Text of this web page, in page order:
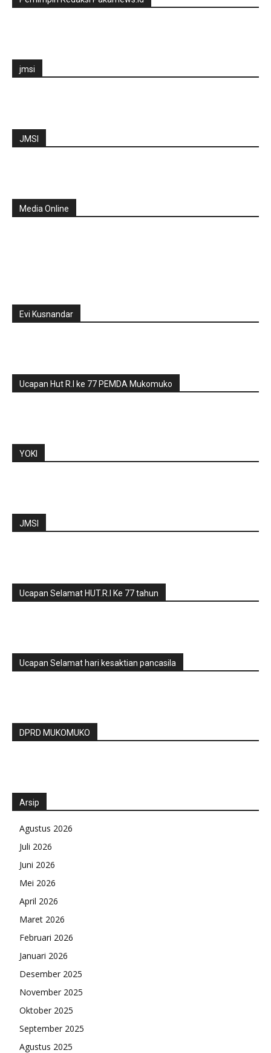
jmsi
JMSI
Media Online
Evi Kusnandar
Ucapan Hut R.I ke 77 PEMDA Mukomuko
YOKI
JMSI
Ucapan Selamat HUT.R.I Ke 77 tahun
Ucapan Selamat hari kesaktian pancasila
DPRD MUKOMUKO
Arsip
Agustus 2026
Juli 2026
Juni 2026
Mei 2026
April 2026
Maret 2026
Februari 2026
Januari 2026
Desember 2025
November 2025
Oktober 2025
September 2025
Agustus 2025